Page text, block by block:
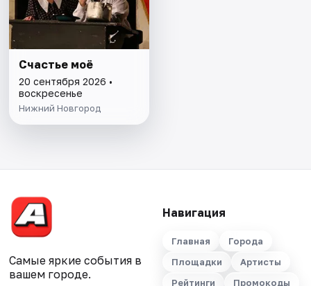
Счастье моё
20 сентября 2026 •
воскресенье
Нижний Новгород
Самые яркие события в
вашем городе.
Навигация
Главная
Города
Площадки
Артисты
Рейтинги
Промокоды